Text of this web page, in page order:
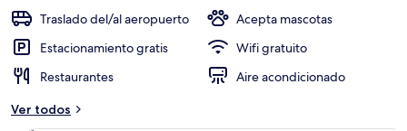
Traslado del/al aeropuerto
Acepta mascotas
Estacionamiento gratis
Wifi gratuito
Restaurantes
Aire acondicionado
Ver todos